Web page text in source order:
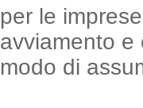
per le
avviamento
modo di